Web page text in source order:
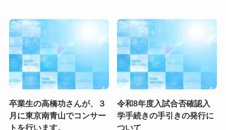
卒業生の高橋功さんが、３
月に東京南青山でコンサー
トを行います。
令和8年度入試合否確認入
学手続きの手引きの発行に
ついて